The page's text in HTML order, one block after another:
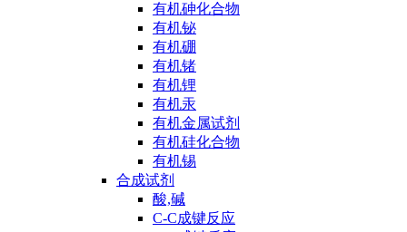
有机砷化合物
有机铋
有机硼
有机锗
有机锂
有机汞
有机金属试剂
有机硅化合物
有机锡
合成试剂
酸,碱
C-C成键反应